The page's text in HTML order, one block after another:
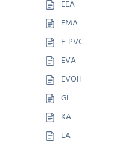
EEA
EMA
E-PVC
EVA
EVOH
GL
KA
LA